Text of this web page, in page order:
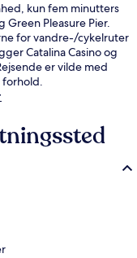
kun fem minutters
Green Pleasure Pier.
for vandre-/cykelruter
Catalina Casino og
er vilde med
forhold.